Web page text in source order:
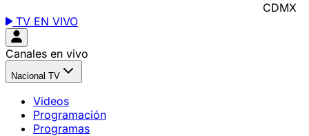
CDMX
TV EN VIVO
Canales en vivo
Nacional TV
Videos
Programación
Programas